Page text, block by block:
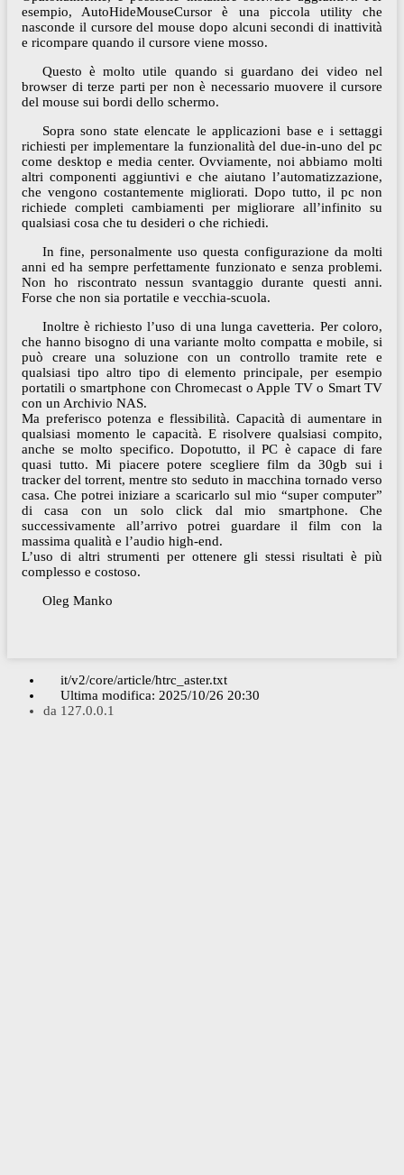
esempio, AutoHideMouseCursor è una piccola utility che
nasconde il cursore del mouse dopo alcuni secondi di inattività
e ricompare quando il cursore viene mosso.
Questo è molto utile quando si guardano dei video nel
browser di terze parti per non è necessario muovere il cursore
del mouse sui bordi dello schermo.
Sopra sono state elencate le applicazioni base e i settaggi
richiesti per implementare la funzionalità del due-in-uno del pc
come desktop e media center. Ovviamente, noi abbiamo molti
altri componenti aggiuntivi e che aiutano l’automatizzazione,
che vengono costantemente migliorati. Dopo tutto, il pc non
richiede completi cambiamenti per migliorare all’infinito su
qualsiasi cosa che tu desideri o che richiedi.
In fine, personalmente uso questa configurazione da molti
anni ed ha sempre perfettamente funzionato e senza problemi.
Non ho riscontrato nessun svantaggio durante questi anni.
Forse che non sia portatile e vecchia-scuola.
Inoltre è richiesto l’uso di una lunga cavetteria. Per coloro,
che hanno bisogno di una variante molto compatta e mobile, si
può creare una soluzione con un controllo tramite rete e
qualsiasi tipo altro tipo di elemento principale, per esempio
portatili o smartphone con Chromecast o Apple TV o Smart TV
con un Archivio NAS.
Ma preferisco potenza e flessibilità. Capacità di aumentare in
qualsiasi momento le capacità. E risolvere qualsiasi compito,
anche se molto specifico. Dopotutto, il PC è capace di fare
quasi tutto. Mi piacere potere scegliere film da 30gb sui i
tracker del torrent, mentre sto seduto in macchina tornado verso
casa. Che potrei iniziare a scaricarlo sul mio “super computer”
di casa con un solo click dal mio smartphone. Che
successivamente all’arrivo potrei guardare il film con la
massima qualità e l’audio high-end.
L’uso di altri strumenti per ottenere gli stessi risultati è più
complesso e costoso.
Oleg Manko
it/v2/core/article/htrc_aster.txt
Ultima modifica: 2025/10/26 20:30
da 127.0.0.1